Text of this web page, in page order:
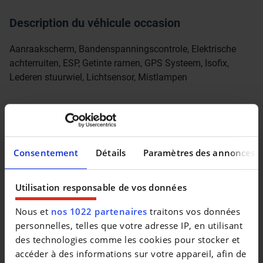
Consentement Détails Paramètres des annonces
Utilisation responsable de vos données
Nous et nos 1022 partenaires traitons vos données
personnelles, telles que votre adresse IP, en utilisant
des technologies comme les cookies pour stocker et
accéder à des informations sur votre appareil, afin de
Description du véhicule occasion
Aanraakscherm, Bandenspanningscontrole, Elektrische
achterruiten, ESP, Getinte ramen, GPS Systeem, Isofix,
Lederen stuurwiel, Lichtsensor, Mistlampen
Véhicules similaires
KIA SPORTAGE KIA SPORTAGE